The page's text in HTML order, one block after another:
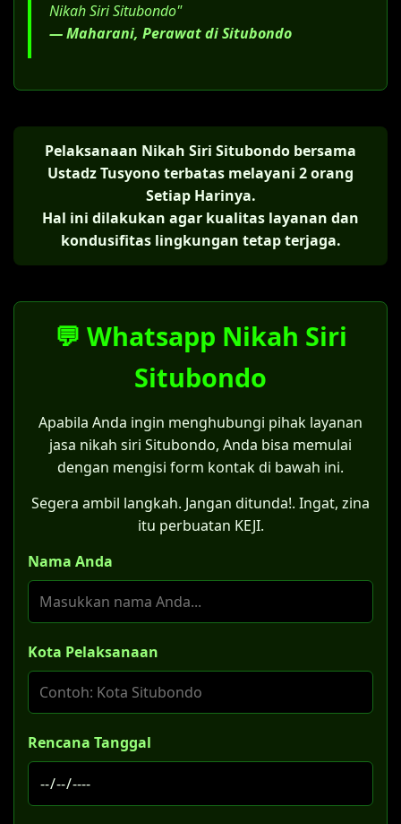
Nikah Siri Situbondo"
— Maharani, Perawat di Situbondo
Pelaksanaan Nikah Siri Situbondo bersama
Ustadz Tusyono terbatas melayani 2 orang
Setiap Harinya.
Hal ini dilakukan agar kualitas layanan dan
kondusifitas lingkungan tetap terjaga.
💬 Whatsapp Nikah Siri
Situbondo
Apabila Anda ingin menghubungi pihak layanan
jasa nikah siri Situbondo, Anda bisa memulai
dengan mengisi form kontak di bawah ini.
Segera ambil langkah. Jangan ditunda!. Ingat, zina
itu perbuatan KEJI.
Nama Anda
Kota Pelaksanaan
Rencana Tanggal